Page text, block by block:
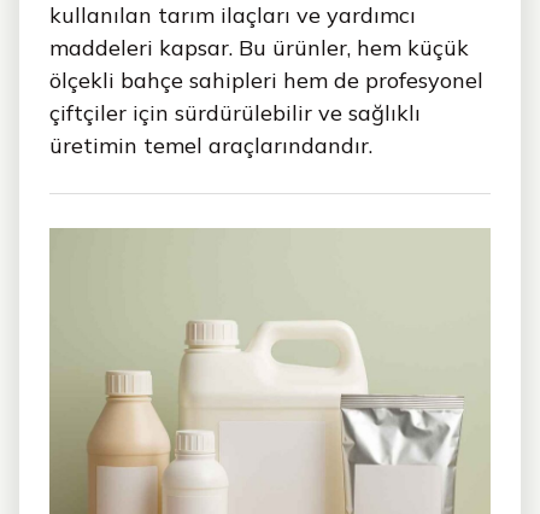
kullanılan tarım ilaçları ve yardımcı
maddeleri kapsar. Bu ürünler, hem küçük
ölçekli bahçe sahipleri hem de profesyonel
çiftçiler için sürdürülebilir ve sağlıklı
üretimin temel araçlarındandır.